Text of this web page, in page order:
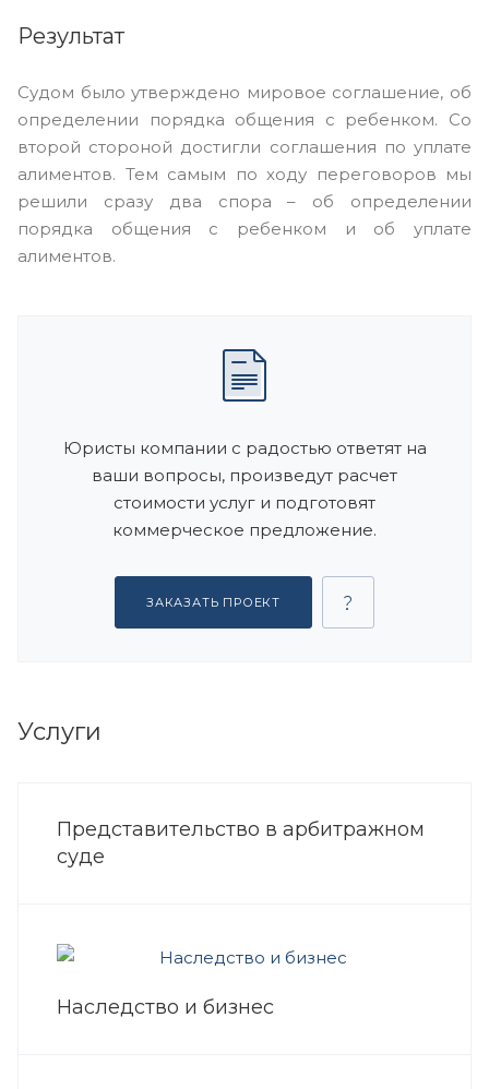
Результат
Судом было утверждено мировое соглашение, об
определении порядка общения с ребенком. Со
второй стороной достигли соглашения по уплате
алиментов. Тем самым по ходу переговоров мы
решили сразу два спора – об определении
порядка общения с ребенком и об уплате
алиментов.
Юристы компании с радостью ответят на
ваши вопросы, произведут расчет
стоимости услуг и подготовят
коммерческое предложение.
ЗАКАЗАТЬ ПРОЕКТ
Услуги
Представительство в арбитражном
суде
Наследство и бизнес